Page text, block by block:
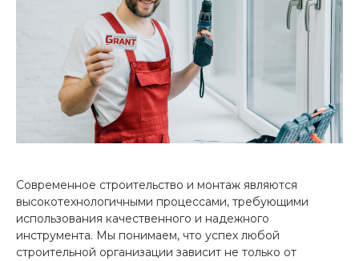
Современное строительство и монтаж являются
высокотехнологичными процессами, требующими
использования качественного и надежного
инструмента. Мы понимаем, что успех любой
строительной организации зависит не только от